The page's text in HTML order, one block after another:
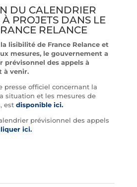
DU CALENDRIER
À PROJETS DANS LE
RELANCE
lisibilité de France Relance et
mesures, le gouvernement a
prévisonnel des appels à
à venir.
presse officiel concernant la
situation et les mesures de
est disponible ici.
prévisionnel des appels
ici.